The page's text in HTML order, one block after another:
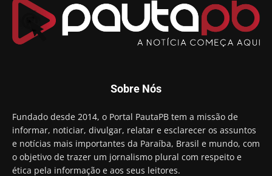
Arthur Lira parabeniza Karla Pimentel por sua
reeleição em Conde
00:23
Aguinaldo Ribeiro destaca apoio do PP a Hugo
preso e faz vídeo na cadeia
Hugo Motta retira projeto que permitia bancos
"confiscar" dinheiro de clientes
01:49
Descaso da gestão Panta deixa crianças e
professoras 'ilhadas' em creche
00:16
Sobre Nós
Fundado desde 2014, o Portal PautaPB tem a missão de
informar, noticiar, divulgar, relatar e esclarecer os assuntos
e notícias mais importantes da Paraíba, Brasil e mundo, com
o objetivo de trazer um jornalismo plural com respeito e
ética pela informação e aos seus leitores.